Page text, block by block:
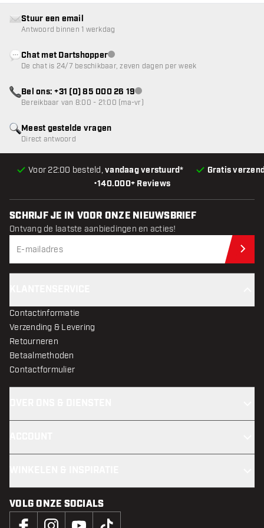
•140.000+ Reviews
Voor 22:00 besteld,vandaag verstuurd* Gratis
Meest gestelde vragen
Direct antwoord
Stuur een email
Antwoord binnen 1 werkdag
Chat met Dartshopperklantenservice niet beschikbaar
De chat is 24/7 beschikbaar, zeven dagen per week
Bel ons: +31 (0) 85 000 26 19klantenservice niet beschikbaar
Bereikbaar van 8:00 - 21:00 (ma-vr)
SCHRIJF JE IN VOOR ONZE NIEUWSBRIEF
Ontvang de laatste aanbiedingen en acties!
Contactinformatie
Verzending & Levering
Retourneren
Betaalmethoden
Contactformulier
VOLG ONZE SOCIALS